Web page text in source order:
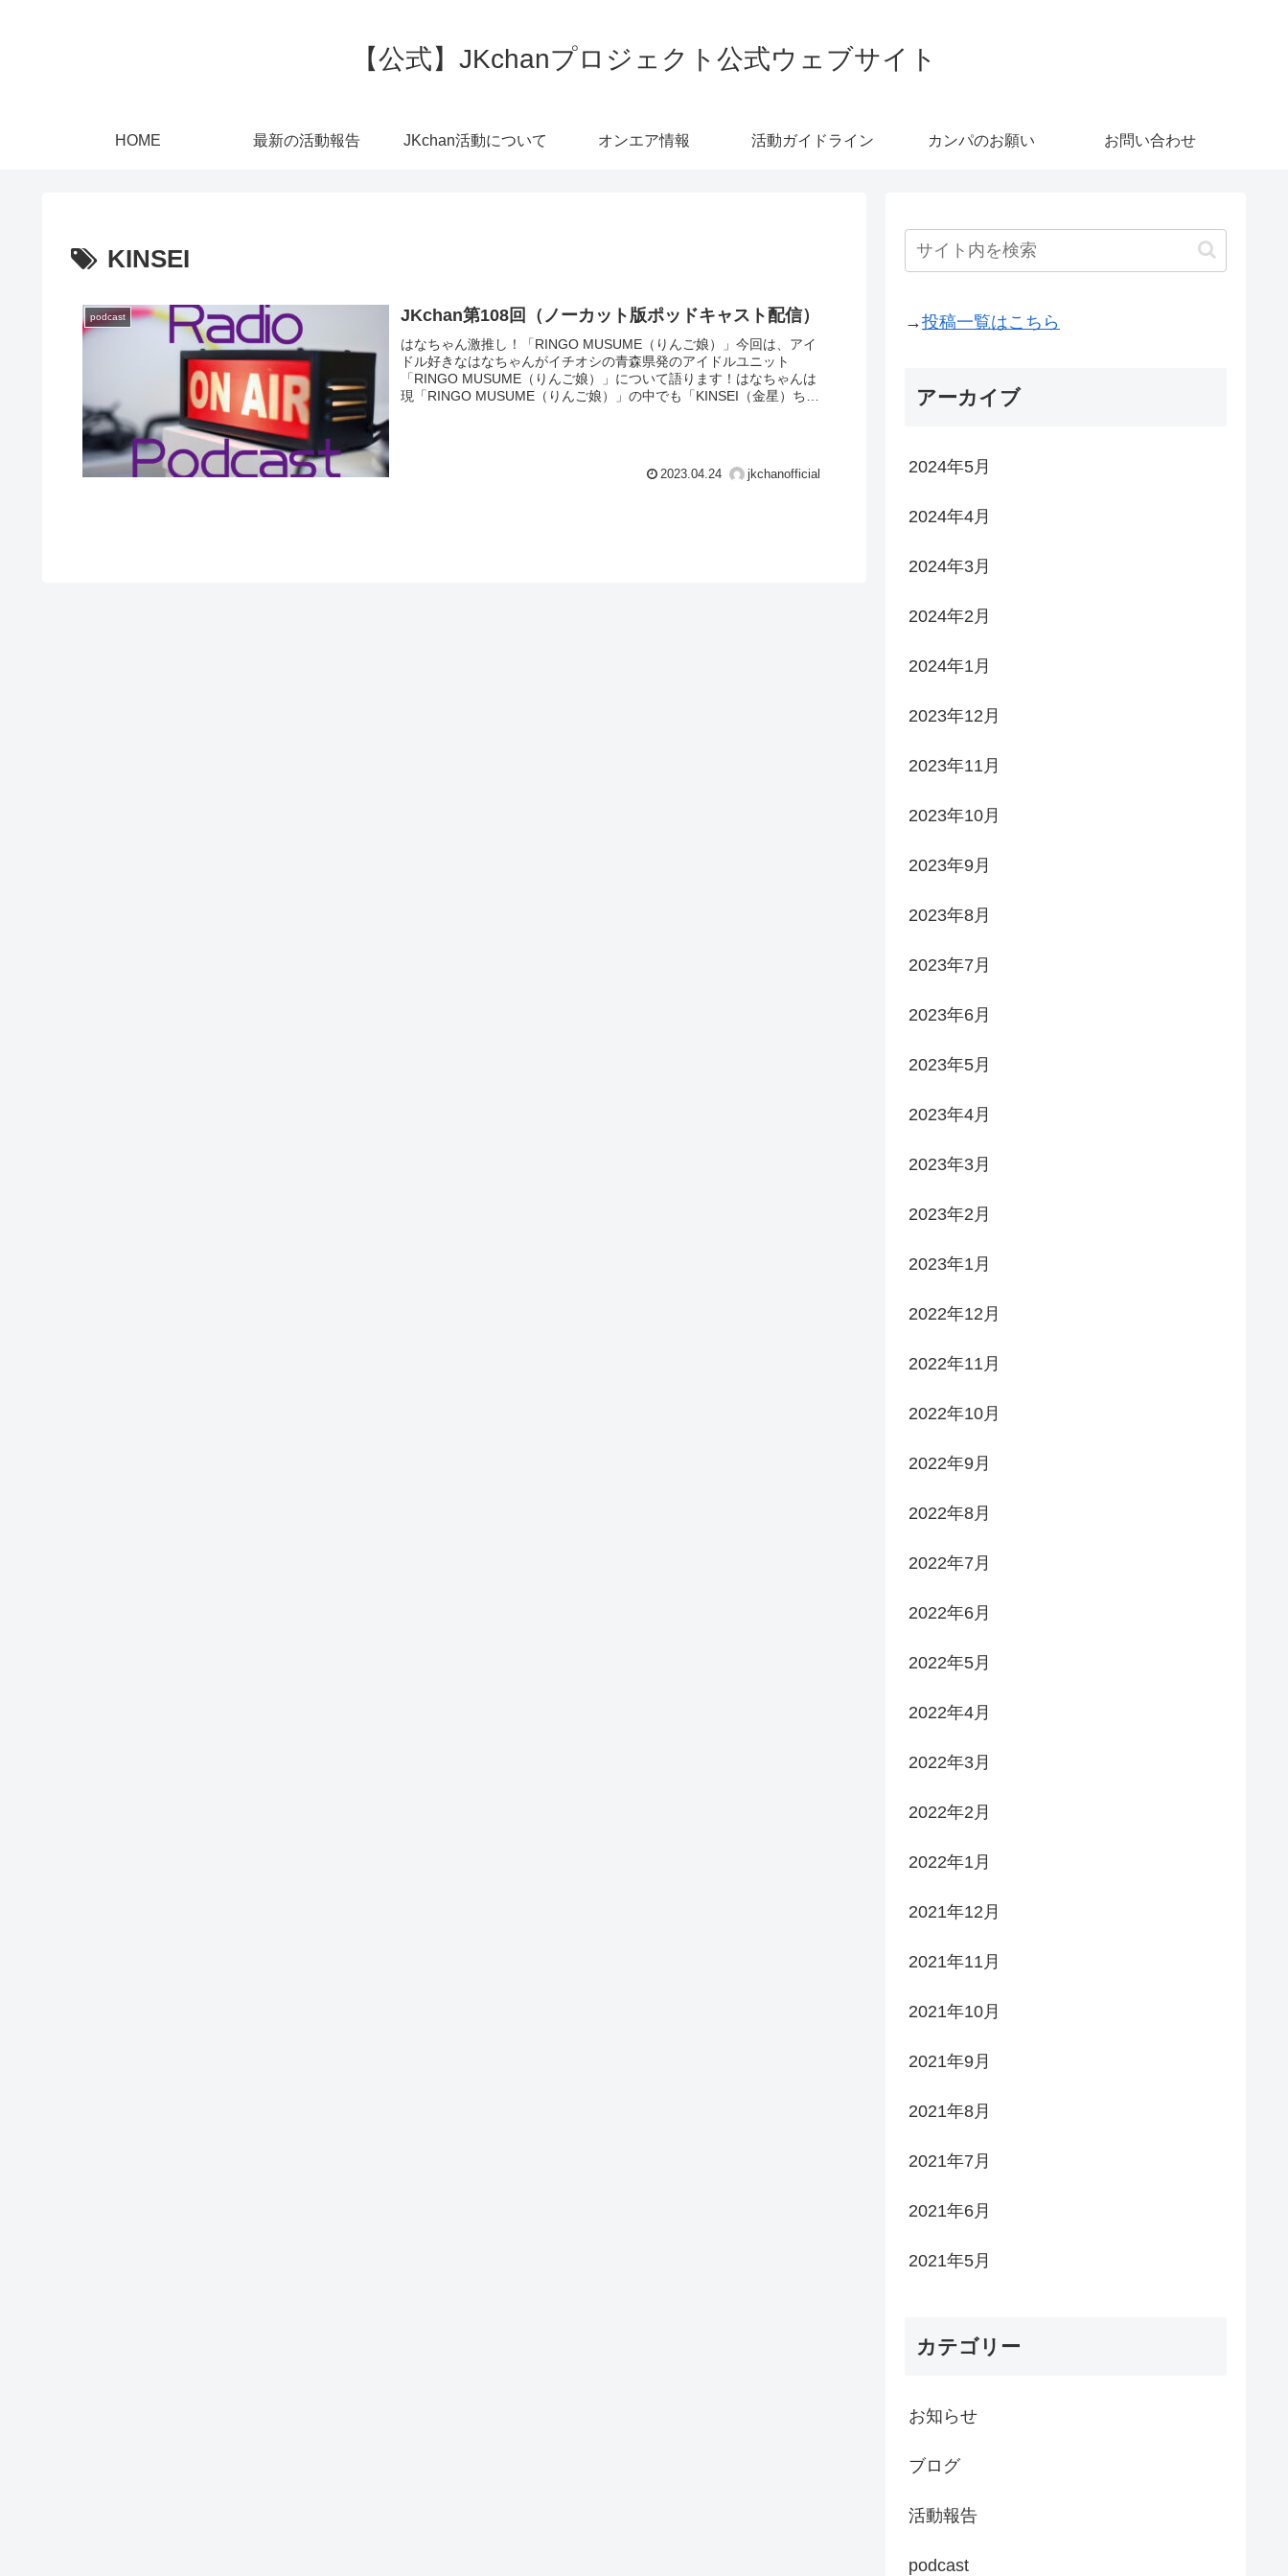
【公式】JKchanプロジェクト公式ウェブサイト
HOME 最新の活動報告 JKchan活動について オンエア情報 活動ガイドライン カンパのお願い お問い合わせ
KINSEI
podcast JKchan第108回（ノーカット版ポッドキャスト配信）
はなちゃん激推し！「RINGO MUSUME（りんご娘）」今回は、アイ
ドル好きなはなちゃんがイチオシの青森県発のアイドルユニット
「RINGO MUSUME（りんご娘）」について語ります！はなちゃんは
現「RINGO MUSUME（りんご娘）」の中でも「KINSEI（金星）ちゃ
てしているんだとか！「イベントとか、何らかの形で一緒に慣れたら
いいなー。」そんな夢と期待を感じさせるような13分です♪
2023.04.24 jkchanofficial
→投稿一覧はこちら
アーカイブ
2024年5月
2024年4月
2024年3月
2024年2月
2024年1月
2023年12月
2023年11月
2023年10月
2023年9月
2023年8月
2023年7月
2023年6月
2023年5月
2023年4月
2023年3月
2023年2月
2023年1月
2022年12月
2022年11月
2022年10月
2022年9月
2022年8月
2022年7月
2022年6月
2022年5月
2022年4月
2022年3月
2022年2月
2022年1月
2021年12月
2021年11月
2021年10月
2021年9月
2021年8月
2021年7月
2021年6月
2021年5月
カテゴリー
お知らせ
ブログ
活動報告
podcast